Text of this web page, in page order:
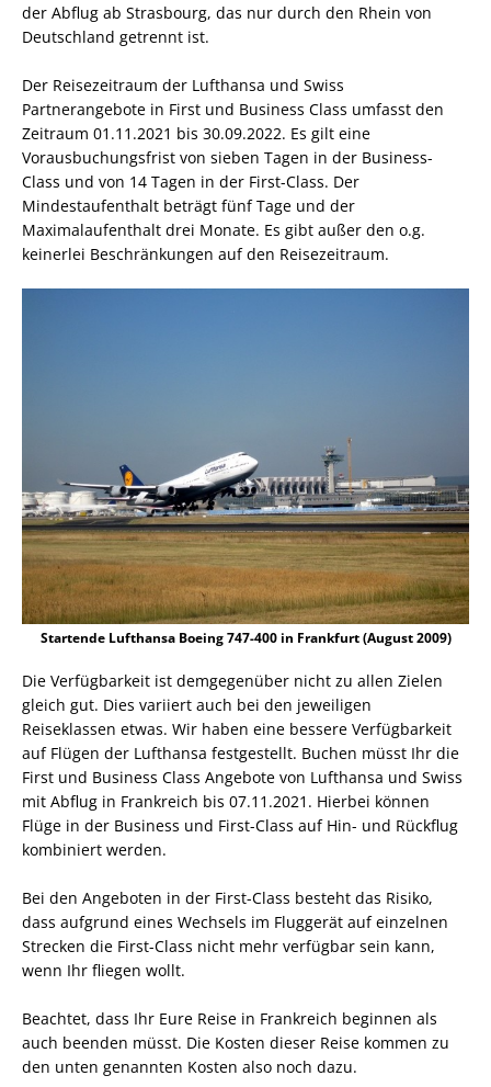
der Abflug ab Strasbourg, das nur durch den Rhein von
Deutschland getrennt ist.
Der Reisezeitraum der Lufthansa und Swiss
Partnerangebote in First und Business Class umfasst den
Zeitraum 01.11.2021 bis 30.09.2022. Es gilt eine
Vorausbuchungsfrist von sieben Tagen in der Business-
Class und von 14 Tagen in der First-Class. Der
Mindestaufenthalt beträgt fünf Tage und der
Maximalaufenthalt drei Monate. Es gibt außer den o.g.
keinerlei Beschränkungen auf den Reisezeitraum.
Startende Lufthansa Boeing 747-400 in Frankfurt (August 2009)
Die Verfügbarkeit ist demgegenüber nicht zu allen Zielen
gleich gut. Dies variiert auch bei den jeweiligen
Reiseklassen etwas. Wir haben eine bessere Verfügbarkeit
auf Flügen der Lufthansa festgestellt. Buchen müsst Ihr die
First und Business Class Angebote von Lufthansa und Swiss
mit Abflug in Frankreich bis 07.11.2021. Hierbei können
Flüge in der Business und First-Class auf Hin- und Rückflug
kombiniert werden.
Bei den Angeboten in der First-Class besteht das Risiko,
dass aufgrund eines Wechsels im Fluggerät auf einzelnen
Strecken die First-Class nicht mehr verfügbar sein kann,
wenn Ihr fliegen wollt.
Beachtet, dass Ihr Eure Reise in Frankreich beginnen als
auch beenden müsst. Die Kosten dieser Reise kommen zu
den unten genannten Kosten also noch dazu.